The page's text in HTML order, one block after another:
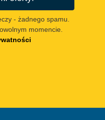
- żadnego spamu.
momencie.